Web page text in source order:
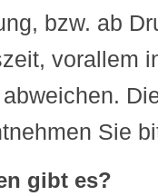
bzw. ab
vorallem
Sie
gibt es?